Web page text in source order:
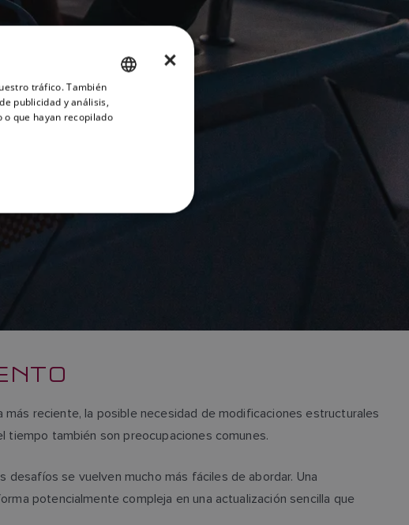
reciente, la posible necesidad de modificaciones estructurales
también son preocupaciones comunes.
se vuelven mucho más fáciles de abordar. Una
potencialmente compleja en una actualización sencilla que
FINNISH
×
tráfico. También
publicidad y análisis,
que hayan recopilado